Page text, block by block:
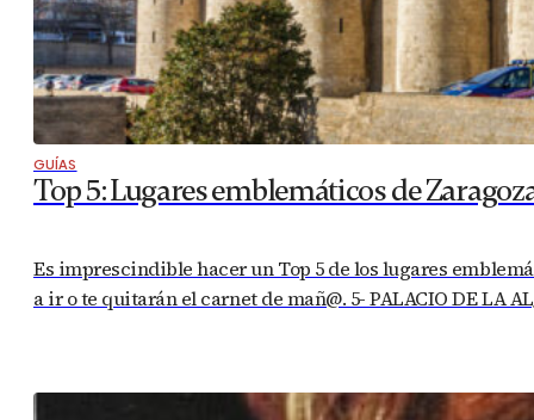
GUÍAS
Top 5: Lugares emblemáticos de
Es imprescindible hacer un Top 5 de los lugares
a ir o te quitarán el carnet de mañ@. 5- PALACIO DE LA